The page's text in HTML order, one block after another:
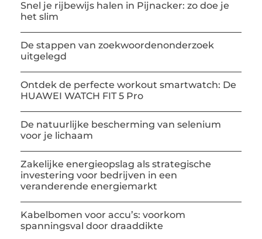
Snel je rijbewijs halen in Pijnacker: zo doe je
het slim
De stappen van zoekwoordenonderzoek
uitgelegd
Ontdek de perfecte workout smartwatch: De
HUAWEI WATCH FIT 5 Pro
De natuurlijke bescherming van selenium
voor je lichaam
Zakelijke energieopslag als strategische
investering voor bedrijven in een
veranderende energiemarkt
Kabelbomen voor accu’s: voorkom
spanningsval door draaddikte